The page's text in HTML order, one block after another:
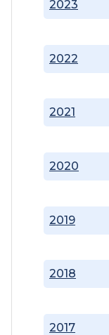
2017
2018
2019
2020
2021
2022
2023